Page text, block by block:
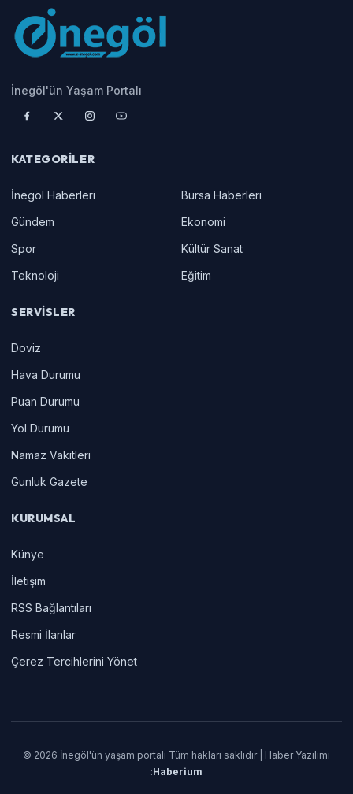
İnegöl'ün Yaşam Portalı
KATEGORILER
İnegöl Haberleri
Bursa Haberleri
Gündem
Ekonomi
Spor
Kültür Sanat
Teknoloji
Eğitim
SERVISLER
Doviz
Hava Durumu
Puan Durumu
Yol Durumu
Namaz Vakitleri
Gunluk Gazete
KURUMSAL
Künye
İletişim
RSS Bağlantıları
Resmi İlanlar
Çerez Tercihlerini Yönet
© 2026 İnegöl'ün yaşam portalı Tüm hakları saklıdır | Haber Yazılımı
:Haberium